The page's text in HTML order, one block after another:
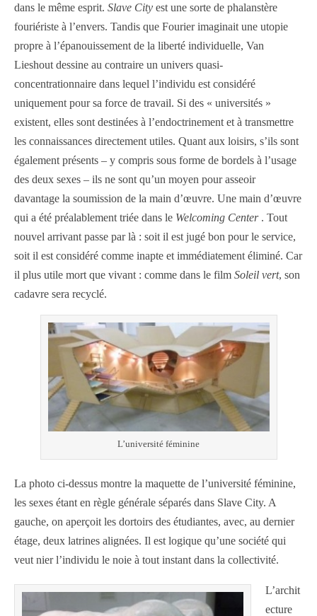
dans le même esprit. Slave City est une sorte de phalanstère
fouriériste à l’envers. Tandis que Fourier imaginait une utopie
propre à l’épanouissement de la liberté individuelle, Van
Lieshout dessine au contraire un univers quasi-
concentrationnaire dans lequel l’individu est considéré
uniquement pour sa force de travail. Si des « universités »
existent, elles sont destinées à l’endoctrinement et à transmettre
les connaissances directement utiles. Quant aux loisirs, s’ils sont
également présents – y compris sous forme de bordels à l’usage
des deux sexes – ils ne sont qu’un moyen pour asseoir
davantage la soumission de la main d’œuvre. Une main d’œuvre
qui a été préalablement triée dans le Welcoming Center. Tout
nouvel arrivant passe par là : soit il est jugé bon pour le service,
soit il est considéré comme inapte et immédiatement éliminé. Car
il plus utile mort que vivant : comme dans le film Soleil vert, son
cadavre sera recyclé.
L’université féminine
La photo ci-dessus montre la maquette de l’université féminine,
les sexes étant en règle générale séparés dans Slave City. A
gauche, on aperçoit les dortoirs des étudiantes, avec, au dernier
étage, deux latrines alignées. Il est logique qu’une société qui
veut nier l’individu le noie à tout instant dans la collectivité.
L’archit
ecture